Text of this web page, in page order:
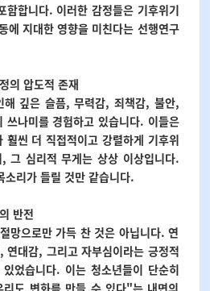
함합니다. 이러한 감정들은 기후위기
에 지대한 영향을 미친다는 선행연구
의 압도적 존재
해 깊은 슬픔, 무력감, 죄책감, 불안,
쓰나미를 경험하고 있습니다. 이들은
훨씬 더 직접적이고 강렬하게 기후위
그 심리적 무게는 상상 이상입니다.
소리가 들릴 것만 같습니다.
반전
망으로만 가득 찬 것은 아닙니다. 연
연대감, 그리고 자부심이라는 긍정적
었습니다. 이는 청소년들이 단순히
도 변화를 만들 수 있다"는 내면의